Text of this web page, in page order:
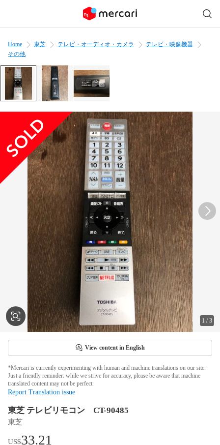
Home 東芝 テレビ・オーディオ・カメラ
テレビ・映像機器
その他
1 /3
View content in English
*Mercari is currently experimenting with human and machine translations on our site.
Just a friendly reminder: while we strive for accuracy, please be aware that machine
translated content may not be perfect.
Report Translation issue
東芝 テレビリモコン CT-90485
東芝
US$33.21